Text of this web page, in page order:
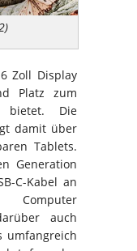
Zoll Display
Platz zum
bietet. Die
damit über
Tablets.
Generation
C-Kabel an
auch
umfangreich